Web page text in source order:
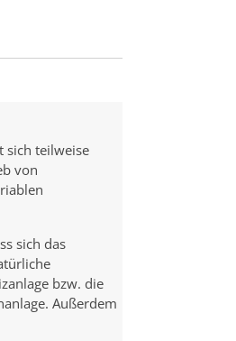
sich teilweise
von
sich das
bzw. die
Außerdem